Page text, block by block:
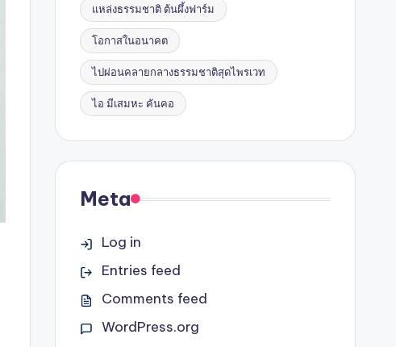
แหล่งธรรมชาติ ต้นผึ้งฟาร์ม
โอกาสในอนาคต
ไปผ่อนคลายกลางธรรมชาติสุดไพรเวท
ไอ มีเสมหะ คันคอ
Meta
Log in
Entries feed
Comments feed
WordPress.org